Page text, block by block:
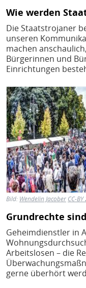
Wie werden
Die Staatstrojaner
unseren
machen
Bürgerinnen und
Einrichtungen
Bild
Bild: Wendelin Jacober CC-
Grundrechte
Geheimdienstler in
Arbeitslosen – die
gerne überhört